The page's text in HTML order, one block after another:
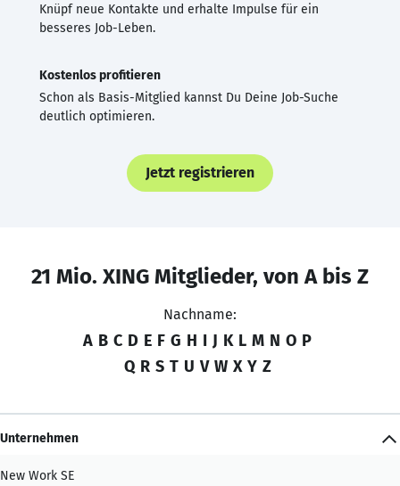
Knüpf neue Kontakte und erhalte Impulse für ein
besseres Job-Leben.
Kostenlos profitieren
Schon als Basis-Mitglied kannst Du Deine Job-Suche
deutlich optimieren.
Jetzt registrieren
21 Mio. XING Mitglieder, von A bis Z
Nachname:
A B C D E F G H I J K L M N O P
Q R S T U V W X Y Z
Unternehmen
New Work SE